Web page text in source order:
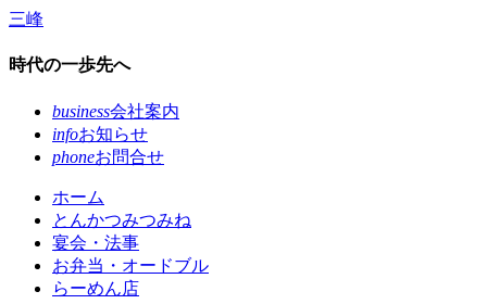
コ
テ
三峰
時代の一歩先へ
business会社案内
infoお知らせ
phoneお問合せ
ホーム
とんかつみつみね
宴会・法事
お弁当・オードブル
らーめん店